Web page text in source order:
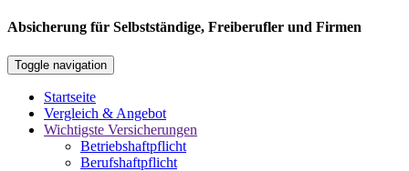
Absicherung für Selbstständige, Freiberufler und Firmen
Toggle navigation
Startseite
Vergleich & Angebot
Wichtigste Versicherungen
Betriebshaftpflicht
Berufshaftpflicht